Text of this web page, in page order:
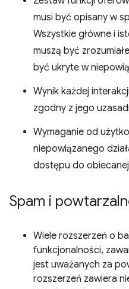
musi być opisany w
Wszystkie główne i
muszą być
być ukryte w
Wynik każdej
zgodny z jego
Wymaganie od
niepowiązanego
dostępu do
Spam i
Wiele rozszerzeń o
funkcjonalności,
jest uważanych za
rozszerzeń zawiera